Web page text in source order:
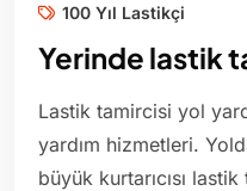
100 Yıl Lastikçi
Yerinde lastik
Lastik tamircisi yol
yardım hizmetleri.
büyük kurtarıcısı